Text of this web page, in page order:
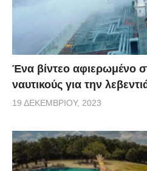
Ένα βίντεο αφιερωμένο
ναυτικούς για την
19 ΔΕΚΕΜΒΡΊΟΥ, 2023